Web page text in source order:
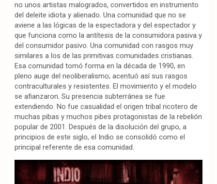
no unos artistas malogrados, convertidos en instrumento
del deleite idiota y alienado. Una comunidad que no se
aviene a las lógicas de la espectadora y del espectador y
que funciona como la antítesis de la consumidora pasiva y
del consumidor pasivo. Una comunidad con rasgos muy
similares a los de las primitivas comunidades cristianas.
Esa comunidad tomó forma en la década de 1990, en
pleno auge del neoliberalismo; acentuó así sus rasgos
contraculturales y resistentes. El movimiento y el modelo
se afianzaron. Su presencia subterránea se fue
extendiendo. No fue casualidad el origen tribal ricotero de
muchas pibas y muchos pibes protagonistas de la rebelión
popular de 2001. Después de la disolución del grupo, a
principios de este siglo, el Indio se consolidó como el
principal referente de esa comunidad.